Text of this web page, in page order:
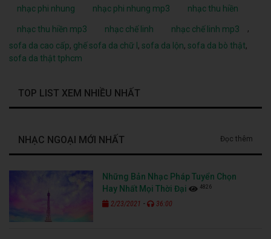
nhạc phi nhung nhạc phi nhung mp3 nhạc thu hiền
nhạc thu hiền mp3 nhạc chế linh nhạc chế linh mp3
,
sofa da cao cấp, ghế sofa da chữ l , sofa da lộn, sofa da bò thật,
sofa da thật tphcm
TOP LIST XEM NHIỀU NHẤT
NHẠC NGOẠI MỚI NHẤT Đọc thêm
Những Bản Nhạc Pháp Tuyển Chọn
Hay Nhất Mọi Thời Đại
4826
2/23/2021 - 36:00